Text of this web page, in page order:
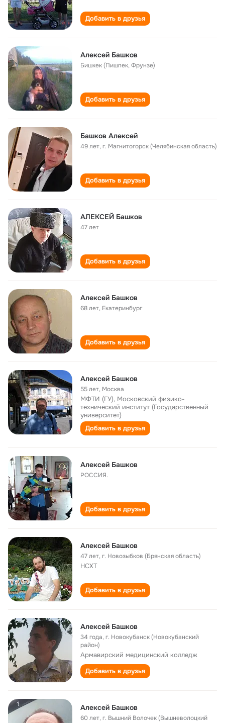
Добавить в друзья
Алексей Башков
Бишкек (Пишпек, Фрунзе)
Добавить в друзья
Башков Алексей
49 лет,г. Магнитогорск (Челябинская область)
Добавить в друзья
АЛЕКСЕЙ Башков
47 лет
Добавить в друзья
Алексей Башков
68 лет, Екатеринбург
Добавить в друзья
Алексей Башков
55 лет, Москва
МФТИ (ГУ), Московский физико-
технический институт (Государственный
университет)
Добавить в друзья
Алексей Башков
РОССИЯ.
Добавить в друзья
Алексей Башков
47 лет,г. Новозыбков (Брянская область)
НСХТ
Добавить в друзья
Алексей Башков
34 года,г. Новокубанск (Новокубанский
район)
Армавирский медицинский колледж
Добавить в друзья
Алексей Башков
60 лет,г. Вышний Волочек (Вышневолоцкий